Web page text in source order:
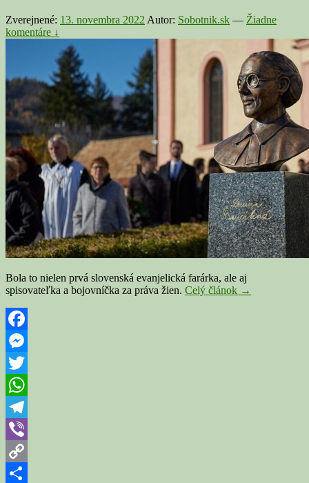
Zverejnené: 13. novembra 2022 Autor: Sobotnik.sk — Žiadne
komentáre ↓
Bola to nielen prvá slovenská evanjelická farárka, ale aj
spisovateľka a bojovníčka za práva žien. Celý článok KOKAVA
→
Facebook
Messenger
Twitter
WhatsApp
Telegram
Viber
Copy